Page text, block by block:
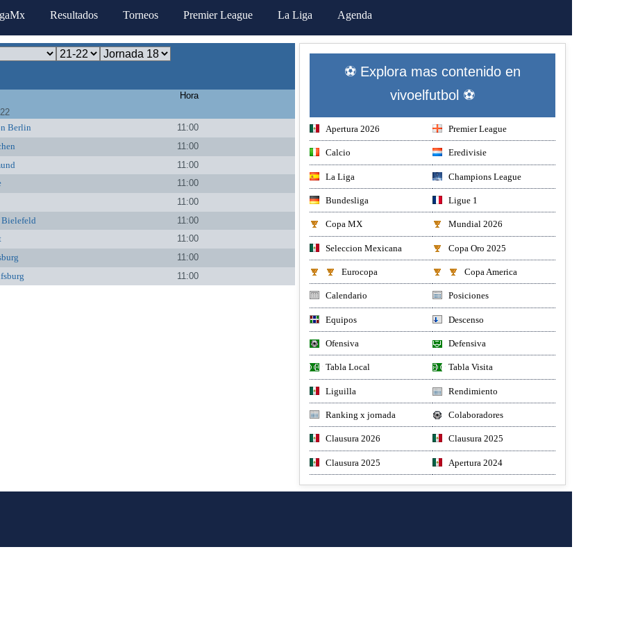
Resultados Torneos Premier League La Liga Agenda
Hora
Berlin
11:00
11:00
11:00
11:00
11:00
11:00
11:00
11:00
11:00
⚽ Explora mas contenido en
vivoelfutbol ⚽
Apertura 2026 Premier League
Calcio Eredivisie
La Liga Champions League
Bundesliga Ligue 1
Copa MX Mundial 2026
Seleccion Mexicana Copa Oro 2025
Eurocopa Copa America
Calendario Posiciones
Equipos Descenso
Ofensiva Defensiva
Tabla Local Tabla Visita
Liguilla Rendimiento
Ranking x jornada Colaboradores
Clausura 2026 Clausura 2025
Clausura 2025 Apertura 2024